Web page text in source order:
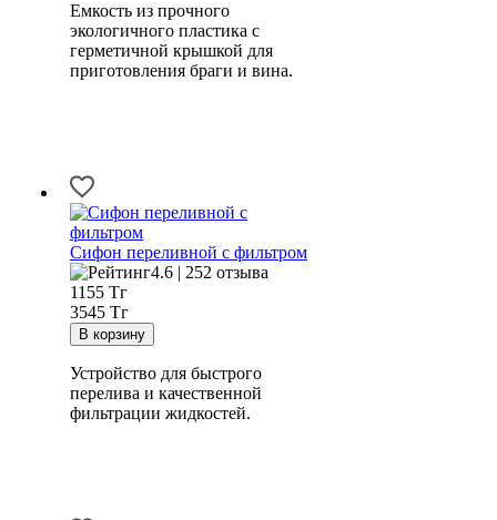
Емкость из прочного
экологичного пластика с
герметичной крышкой для
приготовления браги и вина.
Сифон переливной с фильтром
4.6 | 252 отзыва
1155 Тг
3545 Тг
Устройство для быстрого
перелива и качественной
фильтрации жидкостей.